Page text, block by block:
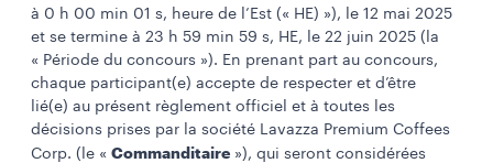
à 0 h 00 min 01 s, heure de l’Est (« HE) »), le 12 mai 2025
et se termine à 23 h 59 min 59 s, HE, le 22 juin 2025 (la
« Période du concours »). En prenant part au concours,
chaque participant(e) accepte de respecter et d’être
lié(e) au présent règlement officiel et à toutes les
décisions prises par la société Lavazza Premium Coffees
Corp. (le « Commanditaire »), qui seront considérées